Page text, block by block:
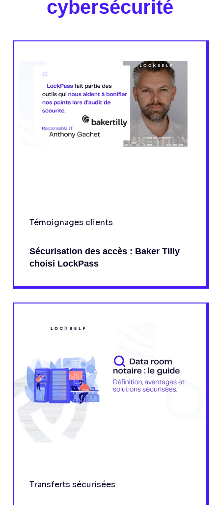
cybersécurité
Témoignages clients
Sécurisation des accès : Baker Tilly
choisi LockPass
Transferts sécurisées